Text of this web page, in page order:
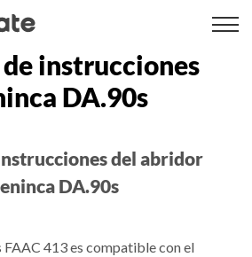
instrucciones
DA.90s
del abridor
DA.90s
FAAC 413 es compatible con el